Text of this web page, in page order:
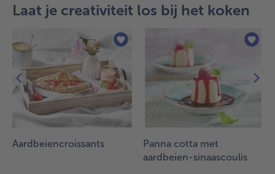
Laat je creativiteit los bij het koken
Aardbeiencroissants
Panna cotta met
aardbeien-sinaascoulis